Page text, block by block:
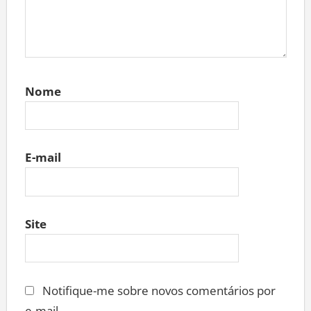
Nome
E-mail
Site
Notifique-me sobre novos comentários por